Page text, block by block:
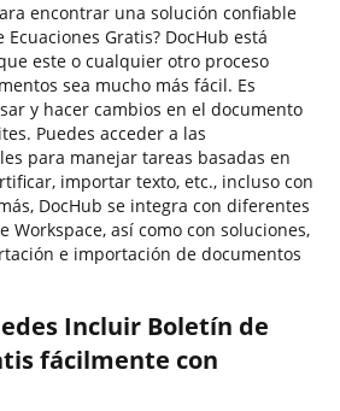
encontrar una solución confiable
Gratis? DocHub está
este o cualquier otro proceso
sea mucho más fácil. Es
y hacer cambios en el documento
Puedes acceder a las
para manejar tareas basadas en
importar texto, etc., incluso con
DocHub se integra con diferentes
Workspace, así como con soluciones,
e importación de documentos
Incluir Boletín de
fácilmente con